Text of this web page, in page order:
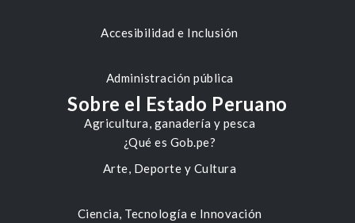
Accesibilidad e Inclusión
Administración pública
Agricultura, ganadería y pesca
Arte, Deporte y Cultura
Ciencia, Tecnología e Innovación
Sobre el Estado Peruano
¿Qué es Gob.pe?